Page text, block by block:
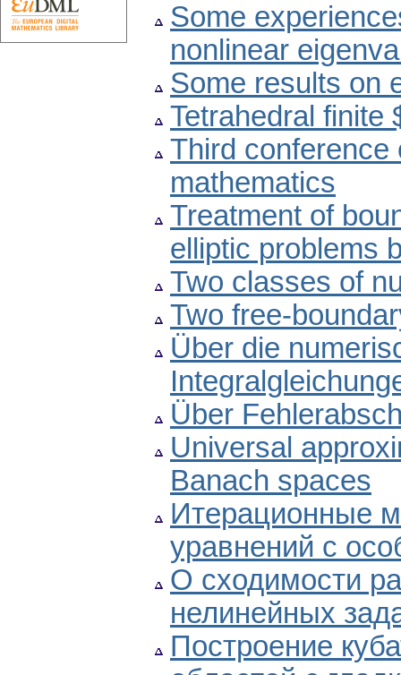
Some
nonlinear
Some results on
Tetrahedral finite
Third conference
mathematics
Treatment of
elliptic problems
Two classes of
Two free-
Über die
Über
Universal
Banach spaces
Итерационные
уравнений с
О сходимости
нелинейных
Построение